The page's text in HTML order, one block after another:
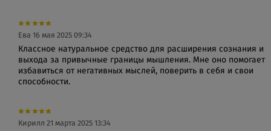
Ева 16 мая 2025 09:34
Классное натуральное средство для расширения сознания и
выхода за привычные границы мышления. Мне оно помогает
избавиться от негативных мыслей, поверить в себя и свои
способности.
Кирилл 21 марта 2025 13:34